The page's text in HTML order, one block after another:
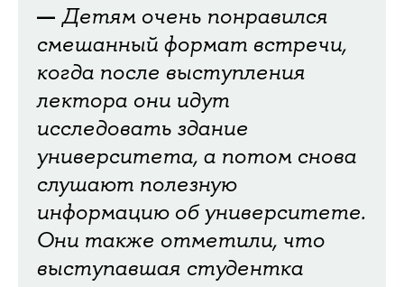
— Детям очень понравился
смешанный формат встречи,
когда после выступления
лектора они идут
исследовать здание
университета, а потом снова
слушают полезную
информацию об университете.
Они также отметили, что
выступавшая студентка